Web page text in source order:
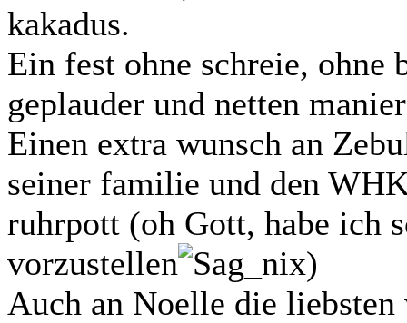
kakadus.
Ein fest ohne schreie,
geplauder und netten
Einen extra wunsch an
seiner familie und den
ruhrpott (oh Gott, habe ich
vorzustellen
)
Auch an Noelle die liebsten